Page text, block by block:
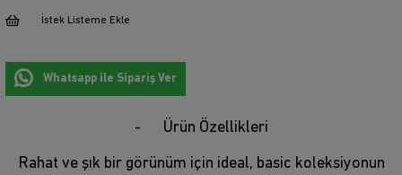
İstek Listeme Ekle
Whatsapp ile Sipariş Ver
Ürün Özellikleri
Rahat ve şık bir görünüm için ideal, basic koleksiyonun